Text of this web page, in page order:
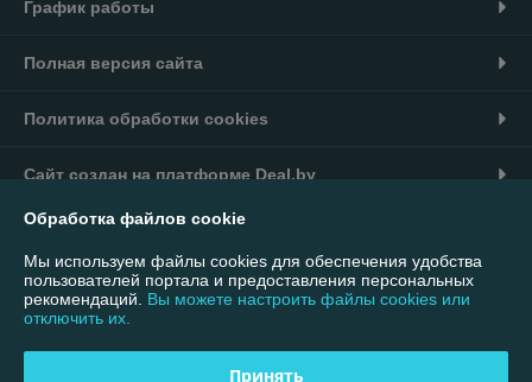
График работы
Полная версия сайта
Политика обработки cookies
Сайт создан на платформе Deal.by
Юридическое лицо:ООО "Интернет-магазин 7007"
220113, г. Минск, ул. Мележа, дом 1, помещение 330, офис 4 Почтовый
адрес: 220055, г. Минск, а/я 41
Регистрационный номер ЕГР: 193732853
Обработка файлов cookie
Мы используем файлы cookies для обеспечения удобства
пользователей портала и предоставления персональных
рекомендаций. Вы можете настроить файлы cookies или
отключить их.
Принять